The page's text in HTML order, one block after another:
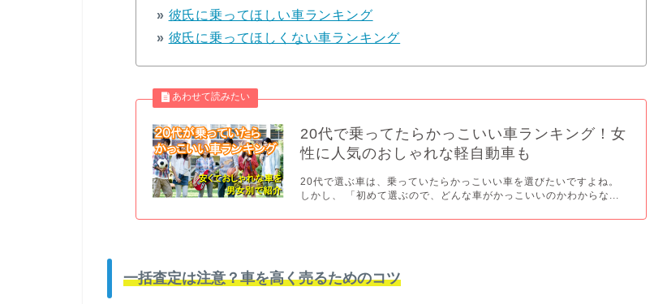
» 彼氏に乗ってほしい車ランキング
» 彼氏に乗ってほしくない車ランキング
20代で乗ってたらかっこいい車ランキング！女
性に人気のおしゃれな軽自動車も
20代で選ぶ車は、乗っていたらかっこいい車を選びたいですよね。
しかし、 「初めて選ぶので、どんな車がかっこいいのかわからな...
一括査定は注意？車を高く売るためのコツ